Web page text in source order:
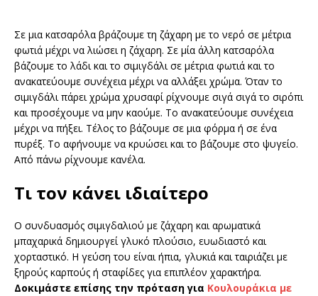
Σε μια κατσαρόλα βράζουμε τη ζάχαρη με το νερό σε μέτρια
φωτιά μέχρι να λιώσει η ζάχαρη. Σε μία άλλη κατσαρόλα
βάζουμε το λάδι και το σιμιγδάλι σε μέτρια φωτιά και το
ανακατεύουμε συνέχεια μέχρι να αλλάξει χρώμα. Όταν το
σιμιγδάλι πάρει χρώμα χρυσαφί ρίχνουμε σιγά σιγά το σιρόπι
και προσέχουμε να μην καούμε. Το ανακατεύουμε συνέχεια
μέχρι να πήξει. Τέλος το βάζουμε σε μια φόρμα ή σε ένα
πυρέξ. Το αφήνουμε να κρυώσει και το βάζουμε στο ψυγείο.
Από πάνω ρίχνουμε κανέλα.
Τι τον κάνει ιδιαίτερο
Ο συνδυασμός σιμιγδαλιού με ζάχαρη και αρωματικά
μπαχαρικά δημιουργεί γλυκό πλούσιο, ευωδιαστό και
χορταστικό. Η γεύση του είναι ήπια, γλυκιά και ταιριάζει με
ξηρούς καρπούς ή σταφίδες για επιπλέον χαρακτήρα.
Δοκιμάστε επίσης την πρόταση για Κουλουράκια με